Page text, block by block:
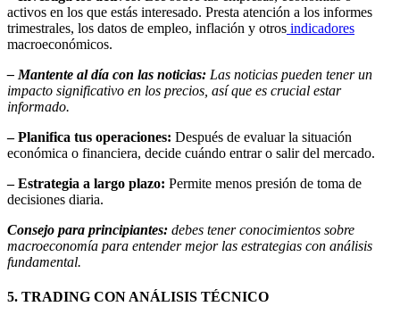
activos en los que estás interesado. Presta atención a los informes
trimestrales, los datos de empleo, inflación y otros indicadores
macroeconómicos.
– Mantente al día con las noticias: Las noticias pueden tener un
impacto significativo en los precios, así que es crucial estar
informado.
– Planifica tus operaciones: Después de evaluar la situación
económica o financiera, decide cuándo entrar o salir del mercado.
– Estrategia a largo plazo: Permite menos presión de toma de
decisiones diaria.
Consejo para principiantes: debes tener conocimientos sobre
macroeconomía para entender mejor las estrategias con análisis
fundamental.
5. TRADING CON ANÁLISIS TÉCNICO